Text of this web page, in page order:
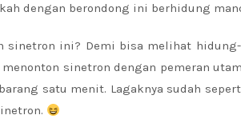
dengan berondong ini berhidung
sinetron ini? Demi bisa melihat
sinetron dengan pemeran
satu menit. Lagaknya sudah